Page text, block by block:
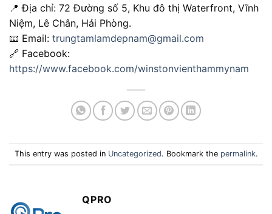
📍 Địa chỉ: 72 Đường số 5, Khu đô thị Waterfront, Vĩnh
Niệm, Lê Chân, Hải Phòng.
📧 Email: trungtamlamdepnam@gmail.com
🔗 Facebook:
https://www.facebook.com/winstonvienthammynam
This entry was posted in Uncategorized. Bookmark the permalink.
QPRO